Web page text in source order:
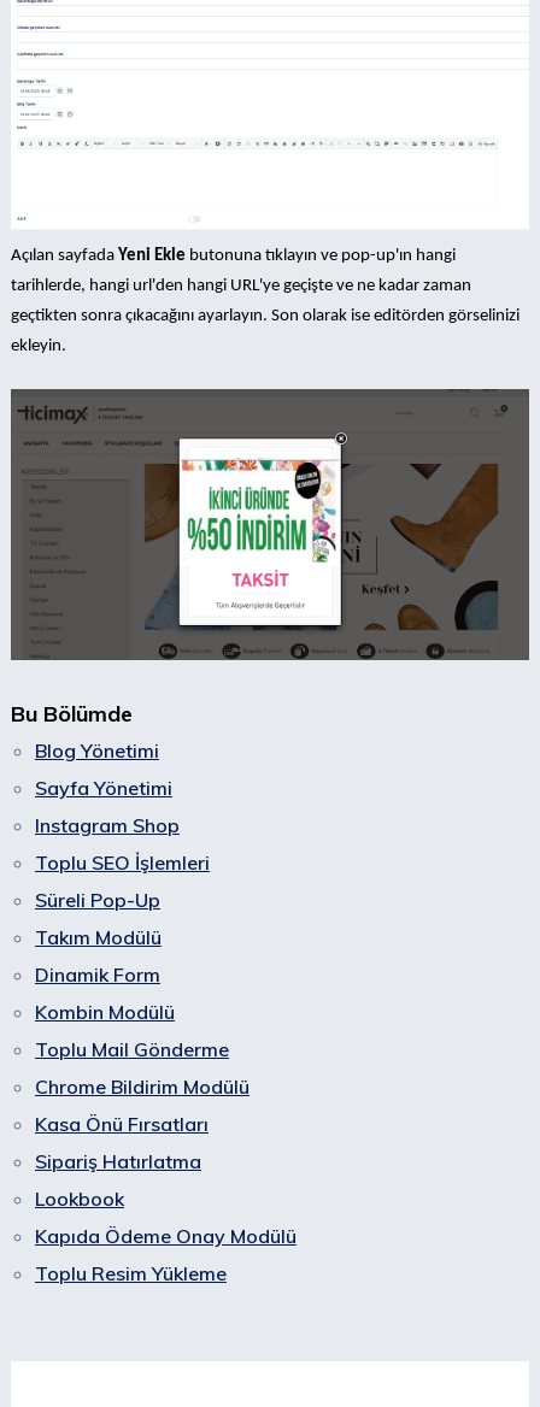
Açılan sayfada Yeni Ekle butonuna tıklayın ve pop-up'ın hangi
tarihlerde, hangi url'den hangi URL'ye geçişte ve ne kadar zaman
geçtikten sonra çıkacağını ayarlayın. Son olarak ise editörden görselinizi
ekleyin.
Bu Bölümde
Blog Yönetimi
Sayfa Yönetimi
Instagram Shop
Toplu SEO İşlemleri
Süreli Pop-Up
Takım Modülü
Dinamik Form
Kombin Modülü
Toplu Mail Gönderme
Chrome Bildirim Modülü
Kasa Önü Fırsatları
Sipariş Hatırlatma
Lookbook
Kapıda Ödeme Onay Modülü
Toplu Resim Yükleme